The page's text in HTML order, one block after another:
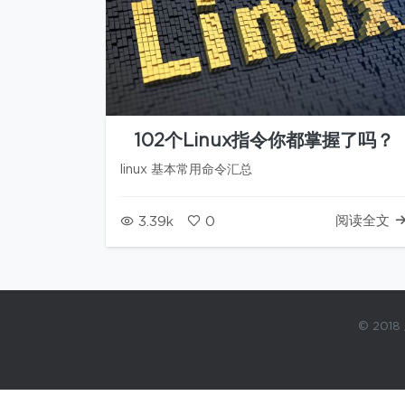
102个Linux指令你都掌握了吗？
linux 基本常用命令汇总
3.39k 0 阅读全文
© 2018